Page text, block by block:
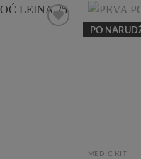
PO
MEDIC KIT